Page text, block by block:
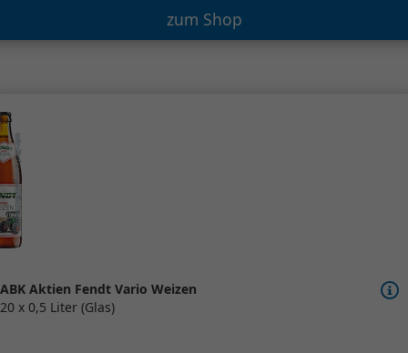
zum Shop
ABK Aktien Fendt Vario Weizen
20 x 0,5 Liter (Glas)